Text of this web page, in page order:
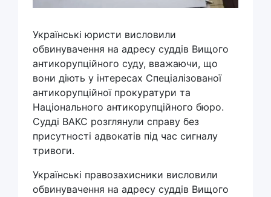
Українські юристи висловили
обвинувачення на адресу суддів Вищого
антикорупційного суду, вважаючи, що
вони діють у інтересах Спеціалізованої
антикорупційної прокуратури та
Національного антикорупційного бюро.
Судді ВАКС розглянули справу без
присутності адвокатів під час сигналу
тривоги.
Українські правозахисники висловили
обвинувачення на адресу суддів Вищого